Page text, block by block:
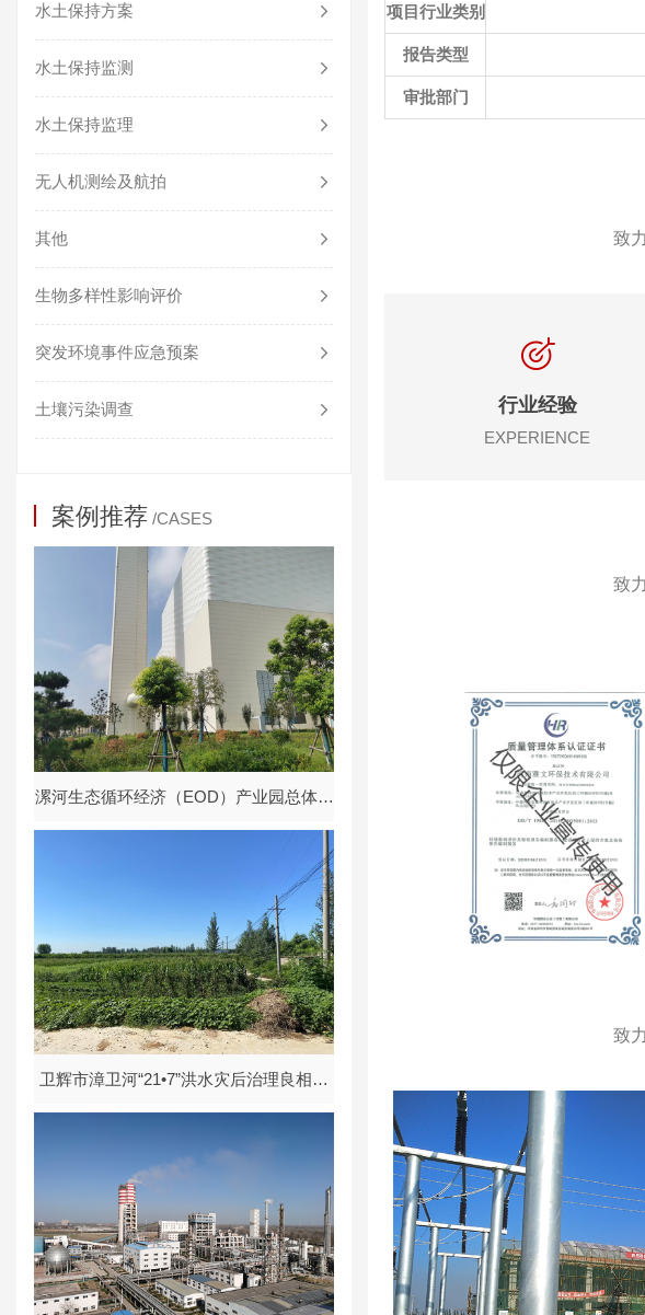
水土保持方案
水土保持监测
水土保持监理
无人机测绘及航拍
其他
生物多样性影响评价
突发环境事件应急预案
土壤污染调查
案例推荐 /CASES
漯河生态循环经济（EOD）产业园总体发
卫辉市漳卫河“21•7”洪水灾后治理良相坡
项目行业类别
报告类型
审批部门
致
行业经验
EXPERIENCE
致
致